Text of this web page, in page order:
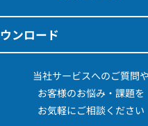
ンロード
当社サービスへのご質問や
お客様のお悩み・課題を
お気軽にご相談ください